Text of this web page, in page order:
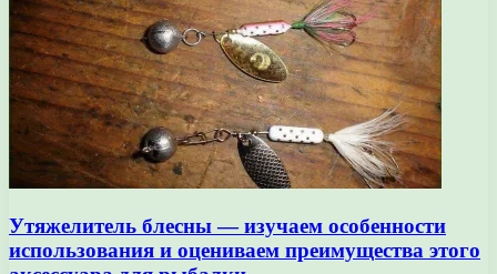
Утяжелитель блесны — изучаем особенности
использования и оцениваем преимущества этого